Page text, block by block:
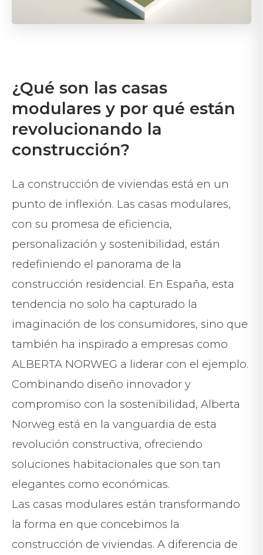
¿Qué son las casas
modulares y por qué están
revolucionando la
construcción?
La construcción de viviendas está en un
punto de inflexión. Las casas modulares,
con su promesa de eficiencia,
personalización y sostenibilidad, están
redefiniendo el panorama de la
construcción residencial. En España, esta
tendencia no solo ha capturado la
imaginación de los consumidores, sino que
también ha inspirado a empresas como
ALBERTA NORWEG a liderar con el ejemplo.
Combinando diseño innovador y
compromiso con la sostenibilidad, Alberta
Norweg está en la vanguardia de esta
revolución constructiva, ofreciendo
soluciones habitacionales que son tan
elegantes como económicas.
Las casas modulares están transformando
la forma en que concebimos la
construcción de viviendas. A diferencia de